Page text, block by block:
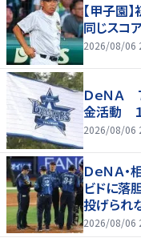
【甲子園
同じスコ
2026/08/06
ＤｅＮＡ
金活動 １
2026/08/06
ＤｅＮＡ
ビドに落
投げられ
2026/08/06